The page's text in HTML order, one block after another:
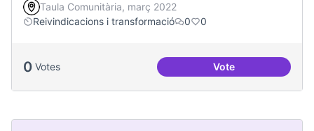
Taula Comunitària, març 2022
Reivindicacions i transformació
0 0
0 Votes VoteMalestar